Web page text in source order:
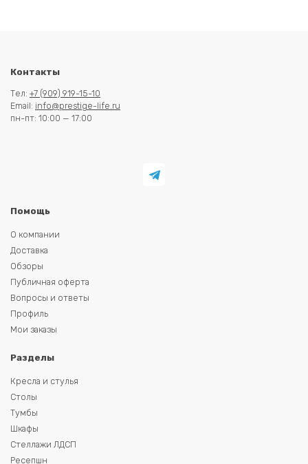
Контакты
Тел: +7 (909) 919-15-10
Email: info@prestige-life.ru
пн-пт: 10:00 — 17:00
Помощь
О компании
Доставка
Обзоры
Публичная оферта
Вопросы и ответы
Профиль
Мои заказы
Разделы
Кресла и стулья
Столы
Тумбы
Шкафы
Стеллажи ЛДСП
Ресепшн